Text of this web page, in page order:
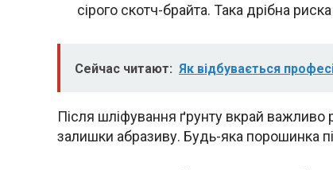
сірого скотч-брайта. Така дрібна
Сейчас читают: Як відбувається
Після шліфування ґрунту вкрай
залишки абразиву. Будь-яка порошинка